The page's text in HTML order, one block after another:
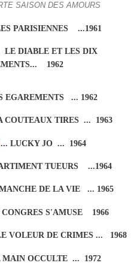
SAISON DES AMOURS
PARISIENNES ...1961
DIABLE ET LES DIX
1962
EGAREMENTS ... 1962
TIRES ... 1963
... LUCKY JO ... 1964
TUEURS ...1964
DE LA VIE ... 1965
S'AMUSE 1966
VOLEUR DE CRIMES ... 1968
OCCULTE ... 1972